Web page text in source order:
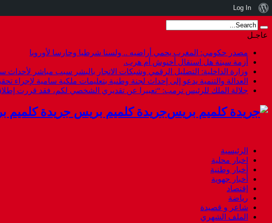
عاجـل
مصدر حكومي: المغرب يحمي أراضيه .. ولسنا شرطيا وحارسا لأوروبا
أزمة سبتة هل استقال أخنوش أم هرب.
وزارة الداخلية: التضليل الرقمي وشبكات الاتجار بالبشر سبب مباشر لأحداث
العدالة والتنمية يدعو إلى إحداث لجنة وطنية بتعليمات ملكية سامية لإجراء
جلالة الملك للرئيس ترمب: “تعبيرا عن تقديري الشخصي لكم، فقد قررت
جريدة كلميم بريس جريدة كلميم
الرئيسية
اخبار محلية
أخبار وطنية
أخبار جهوية
إقتصاد
رياضة
شاعر و قصيدة
الملف الشهري
نبذة
عن
ووردبريس
Log In